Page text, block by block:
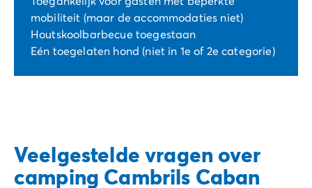
mobiliteit (maar de accommodaties niet)
Houtskoolbarbecue toegestaan
Eén toegelaten hond (niet in 1e of 2e categorie)
Veelgestelde vragen over
camping Cambrils Caban